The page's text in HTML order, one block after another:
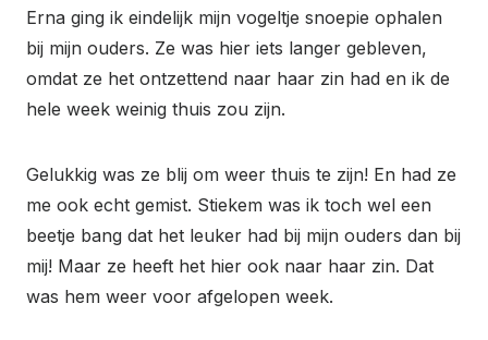
Erna ging ik eindelijk mijn vogeltje snoepie ophalen
bij mijn ouders. Ze was hier iets langer gebleven,
omdat ze het ontzettend naar haar zin had en ik de
hele week weinig thuis zou zijn.
Gelukkig was ze blij om weer thuis te zijn! En had ze
me ook echt gemist. Stiekem was ik toch wel een
beetje bang dat het leuker had bij mijn ouders dan bij
mij! Maar ze heeft het hier ook naar haar zin. Dat
was hem weer voor afgelopen week.